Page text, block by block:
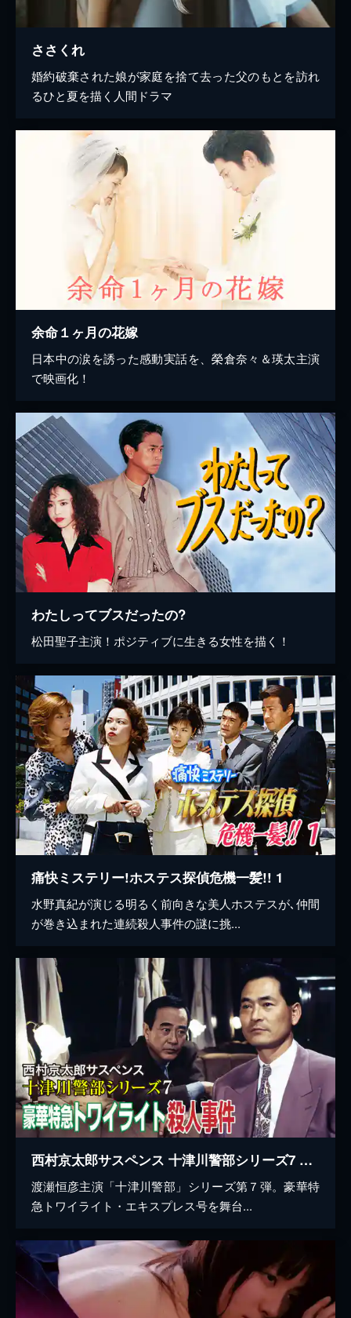
ささくれ
婚約破棄された娘が家庭を捨て去った父のもとを訪れ
るひと夏を描く人間ドラマ
余命１ヶ月の花嫁
日本中の涙を誘った感動実話を、榮倉奈々＆瑛太主演
で映画化！
わたしってブスだったの?
松田聖子主演！ポジティブに生きる女性を描く！
痛快ミステリー!ホステス探偵危機一髪!! 1
水野真紀が演じる明るく前向きな美人ホステスが､仲間
が巻き込まれた連続殺人事件の謎に挑...
西村京太郎サスペンス 十津川警部シリーズ7 豪華特急トワイライト殺人事件
渡瀬恒彦主演「十津川警部」シリーズ第７弾。豪華特
急トワイライト・エキスプレス号を舞台...